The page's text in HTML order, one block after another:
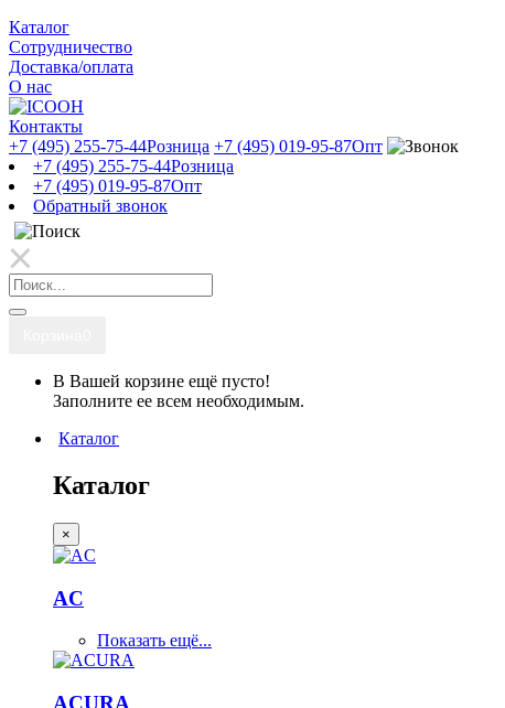
Каталог
Сотрудничество
Доставка/оплата
О нас
Контакты
+7 (495) 255-75-44Розница +7 (495) 019-95-87Опт
+7 (495) 255-75-44Розница
+7 (495) 019-95-87Опт
Обратный звонок
В Вашей корзине ещё пусто!
Заполните ее всем необходимым.
Каталог
Каталог
×
AC
Показать ещё...
ACURA